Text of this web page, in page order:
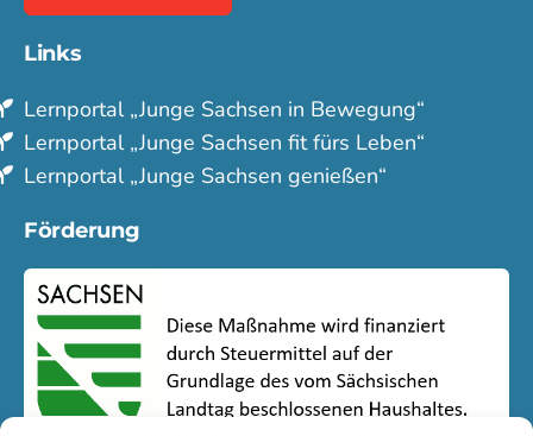
Links
Lern­portal „Junge Sachsen in Bewegung“
Lern­portal „Junge Sachsen fit fürs Leben“
Lern­portal „Junge Sachsen genießen“
Förderung